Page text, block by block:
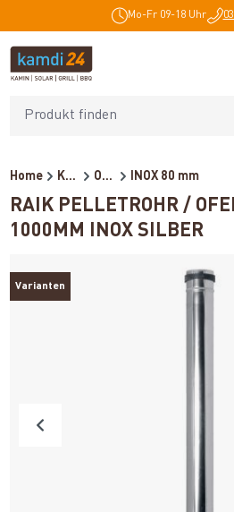
Mo-Fr 09-18 Uhr
Home Kaminzubehör Ofenrohre für Pelletöfen INOX 80 mm
RAIK PELLETROHR /
1000MM INOX SILBER
Varianten